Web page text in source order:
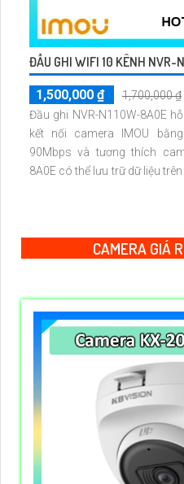
ĐẦU GHI WIFI 10 KÊNH NVR-
1,500,000 ₫
1,700,000 ₫
Đầu ghi NVR-N110W-8A0E
kết nối camera IMOU
90Mbps và tương thích
8A0E có thể lưu trữ dữ liệu
CAMERA GIÁ